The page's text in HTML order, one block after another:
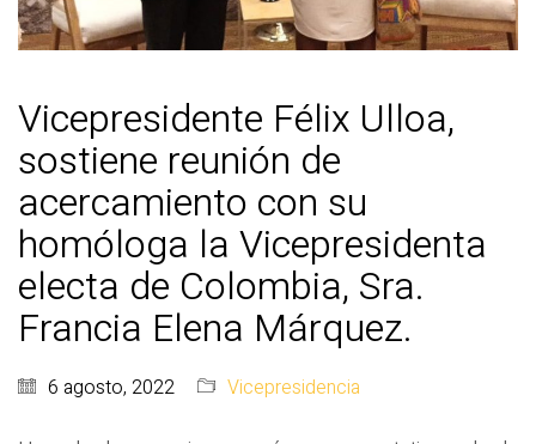
Vicepresidente Félix Ulloa,
sostiene reunión de
acercamiento con su
homóloga la Vicepresidenta
electa de Colombia, Sra.
Francia Elena Márquez.
6 agosto, 2022 Vicepresidencia